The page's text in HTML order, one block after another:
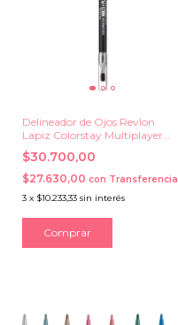
Delineador de Ojos Revlon
Lapiz Colorstay Multiplayer
Eye Pencil
$30.700,00
$27.630,00 con Transferencia
3 x $10.233,33 sin interés
Comprar